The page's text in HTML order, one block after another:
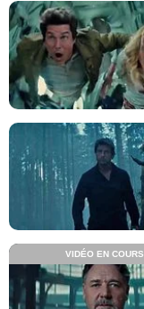
VIDÉO EN COURS